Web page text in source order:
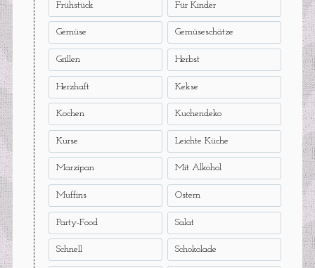
Frühstück Für Kinder
Gemüse Gemüseschätze
Grillen Herbst
Herzhaft Kekse
Kochen Kuchendeko
Kurse Leichte Küche
Marzipan Mit Alkohol
Muffins Ostern
Party-Food Salat
Schnell Schokolade